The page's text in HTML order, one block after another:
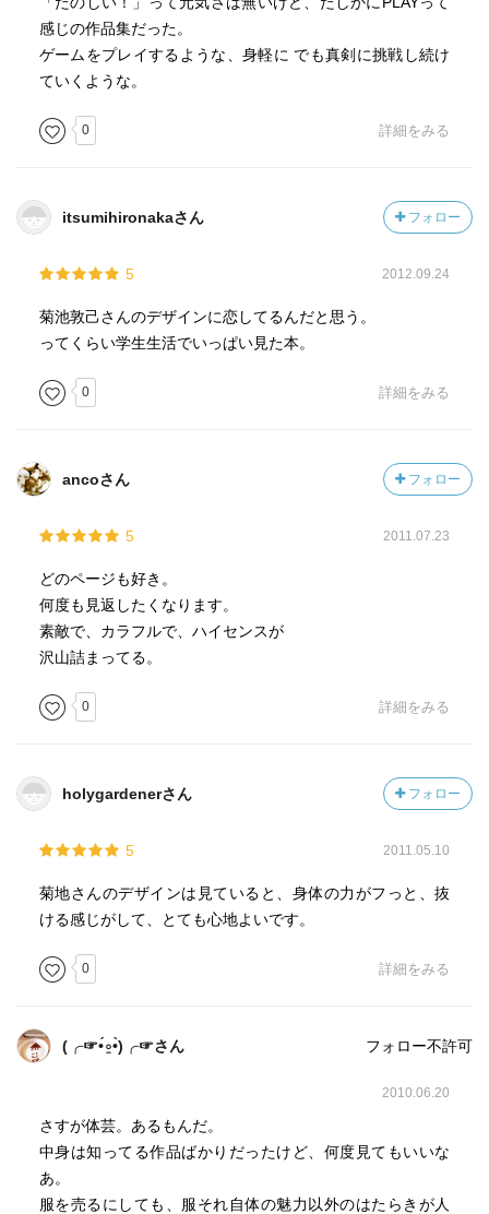
感じの作品集だった。
ゲームをプレイするような、身軽に でも真剣に挑戦し続け
ていくような。
0 詳細をみる
itsumihironakaさん フォロー
5 2012.09.24
菊池敦己さんのデザインに恋してるんだと思う。
ってくらい学生生活でいっぱい見た本。
0 詳細をみる
ancoさん フォロー
5 2011.07.23
どのページも好き。
何度も見返したくなります。
素敵で、カラフルで、ハイセンスが
沢山詰まってる。
0 詳細をみる
holygardenerさん フォロー
5 2011.05.10
菊地さんのデザインは見ていると、身体の力がフっと、抜
ける感じがして、とても心地よいです。
0 詳細をみる
(╭☞•́⍛•̀)╭☞さん フォロー不許可
2010.06.20
さすが体芸。あるもんだ。
中身は知ってる作品ばかりだったけど、何度見てもいいな
あ。
服を売るにしても、服それ自体の魅力以外のはたらきが人